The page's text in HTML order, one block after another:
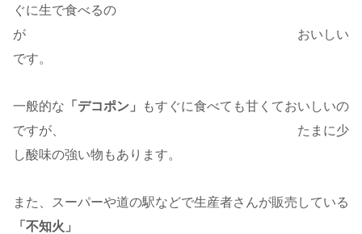
ぐに生で食べるの
が おいしい
です。
一般的な 「デコポン」
もすぐに食べても甘くておいしいの
ですが、 たまに少
し酸味の強い物もあります。
また、スーパーや道の駅などで生産者さんが販売している
「不知火」